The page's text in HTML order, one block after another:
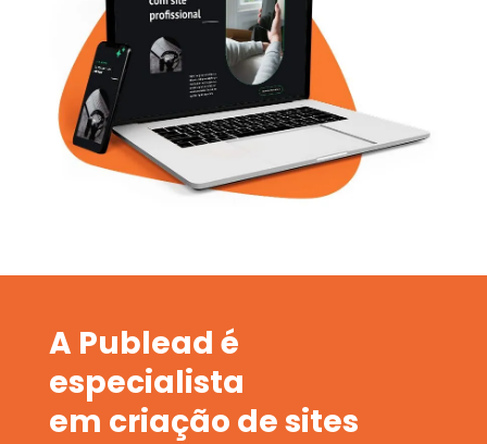
A Publead é
especialista
em criação de sites